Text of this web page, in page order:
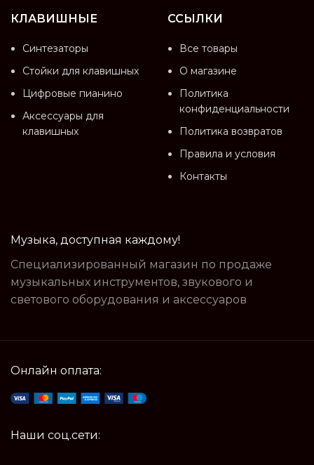
КЛАВИШНЫЕ
Синтезаторы
Стойки для клавишных
Цифровые пианино
Аксессуары для
клавишных
ССЫЛКИ
Все товары
О магазине
Политика
конфиденциальности
Политика возвратов
Правила и условия
Контакты
Музыка, доступная каждому!
Специализированный магазин по продаже
музыкальных инструментов, звукового и
светового оборудования и аксессуаров
Онлайн оплата:
Наши соц.сети: